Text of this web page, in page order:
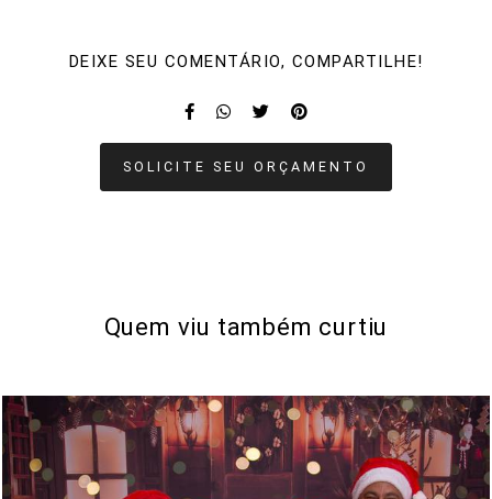
DEIXE SEU COMENTÁRIO, COMPARTILHE!
SOLICITE SEU ORÇAMENTO
Quem viu também curtiu